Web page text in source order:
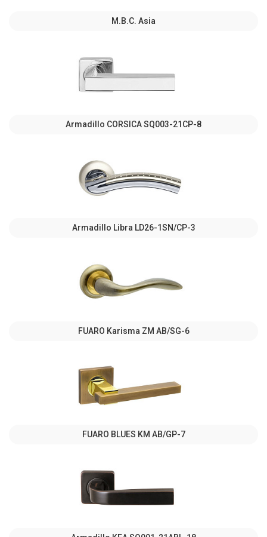
M.B.C. Asia
Armadillo CORSICA SQ003-21CP-8
Armadillo Libra LD26-1SN/CP-3
FUARO Karisma ZM AB/SG-6
FUARO BLUES KM AB/GP-7